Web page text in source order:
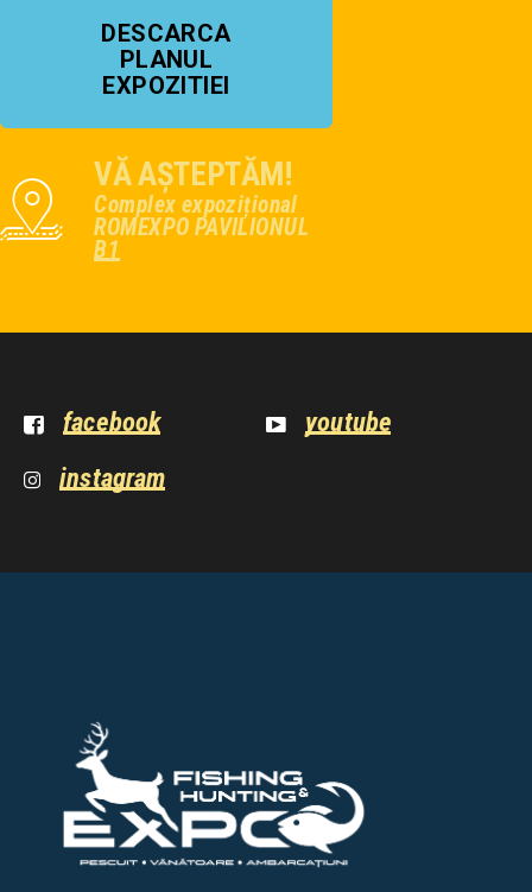
DESCARCA
PLANUL
EXPOZITIEI
VĂ AȘTEPTĂM!
Complex expozițional
ROMEXPO PAVILIONUL
B1
facebook
youtube
instagram